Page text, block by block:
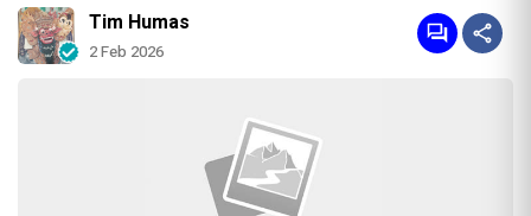
Tim Humas
2 Feb 2026